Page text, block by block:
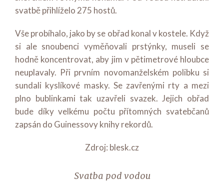
svatbě přihlíželo 275 hostů.
Vše probíhalo, jako by se obřad konal v kostele. Když
si ale snoubenci vyměňovali prstýnky, museli se
hodně koncentrovat, aby jim v pětimetrové hloubce
neuplavaly. Při prvním novomanželském polibku si
sundali kyslíkové masky. Se zavřenými rty a mezi
plno bublinkami tak uzavřeli svazek. Jejich obřad
bude díky velkému počtu přítomných svatebčanů
zapsán do Guinessovy knihy rekordů.
Zdroj: blesk.cz
Svatba pod vodou